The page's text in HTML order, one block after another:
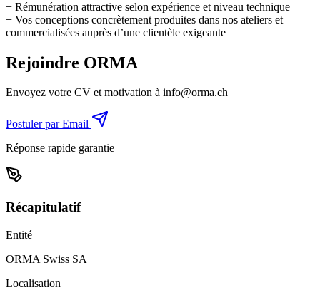
+ Rémunération attractive selon expérience et niveau technique
+ Vos conceptions concrètement produites dans nos ateliers et
commercialisées auprès d’une clientèle exigeante
Rejoindre ORMA
Envoyez votre CV et motivation à info@orma.ch
Postuler par Email
Réponse rapide garantie
Récapitulatif
Entité
ORMA Swiss SA
Localisation